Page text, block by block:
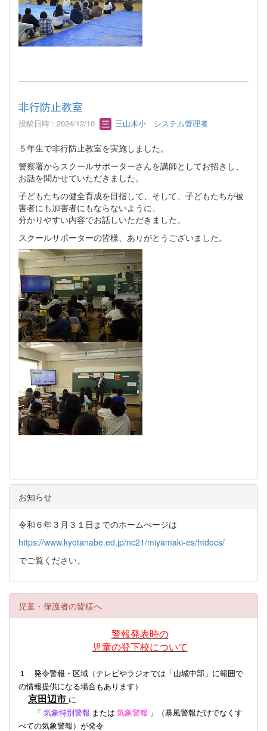
非行防止教室
投稿日時 : 2024/12/10 三山木小 システム管理者
５年生で非行防止教室を実施しました。
警察署からスクールサポーターさんを講師としてお招きし、
お話を聞かせていただきました。
子どもたちの健全育成を目指して、そして、子どもたちが被
害者にも加害者にもならないように、
分かりやすい内容でお話しいただきました。
スクールサポーターの皆様、ありがとうございました。
お知らせ
令和６年３月３１日までのホームぺージは
https://www.kyotanabe.ed.jp/nc21/miyamaki-es/htdocs/
でご覧ください。
児童・保護者の皆様へ
警報発表時の
児童の登下校について
１ 発令警報・区域（テレビやラジオでは「山城中部」に範囲で
の情報提供になる場合もあります）
京田辺市 に
「 気象特別警報 または 気象警報 」（暴風警報だけでなくす
べての気象警報） が発令